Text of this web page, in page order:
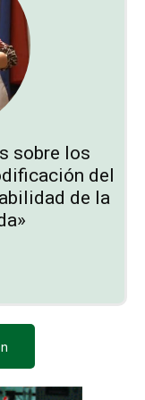
sobre los
del
de la